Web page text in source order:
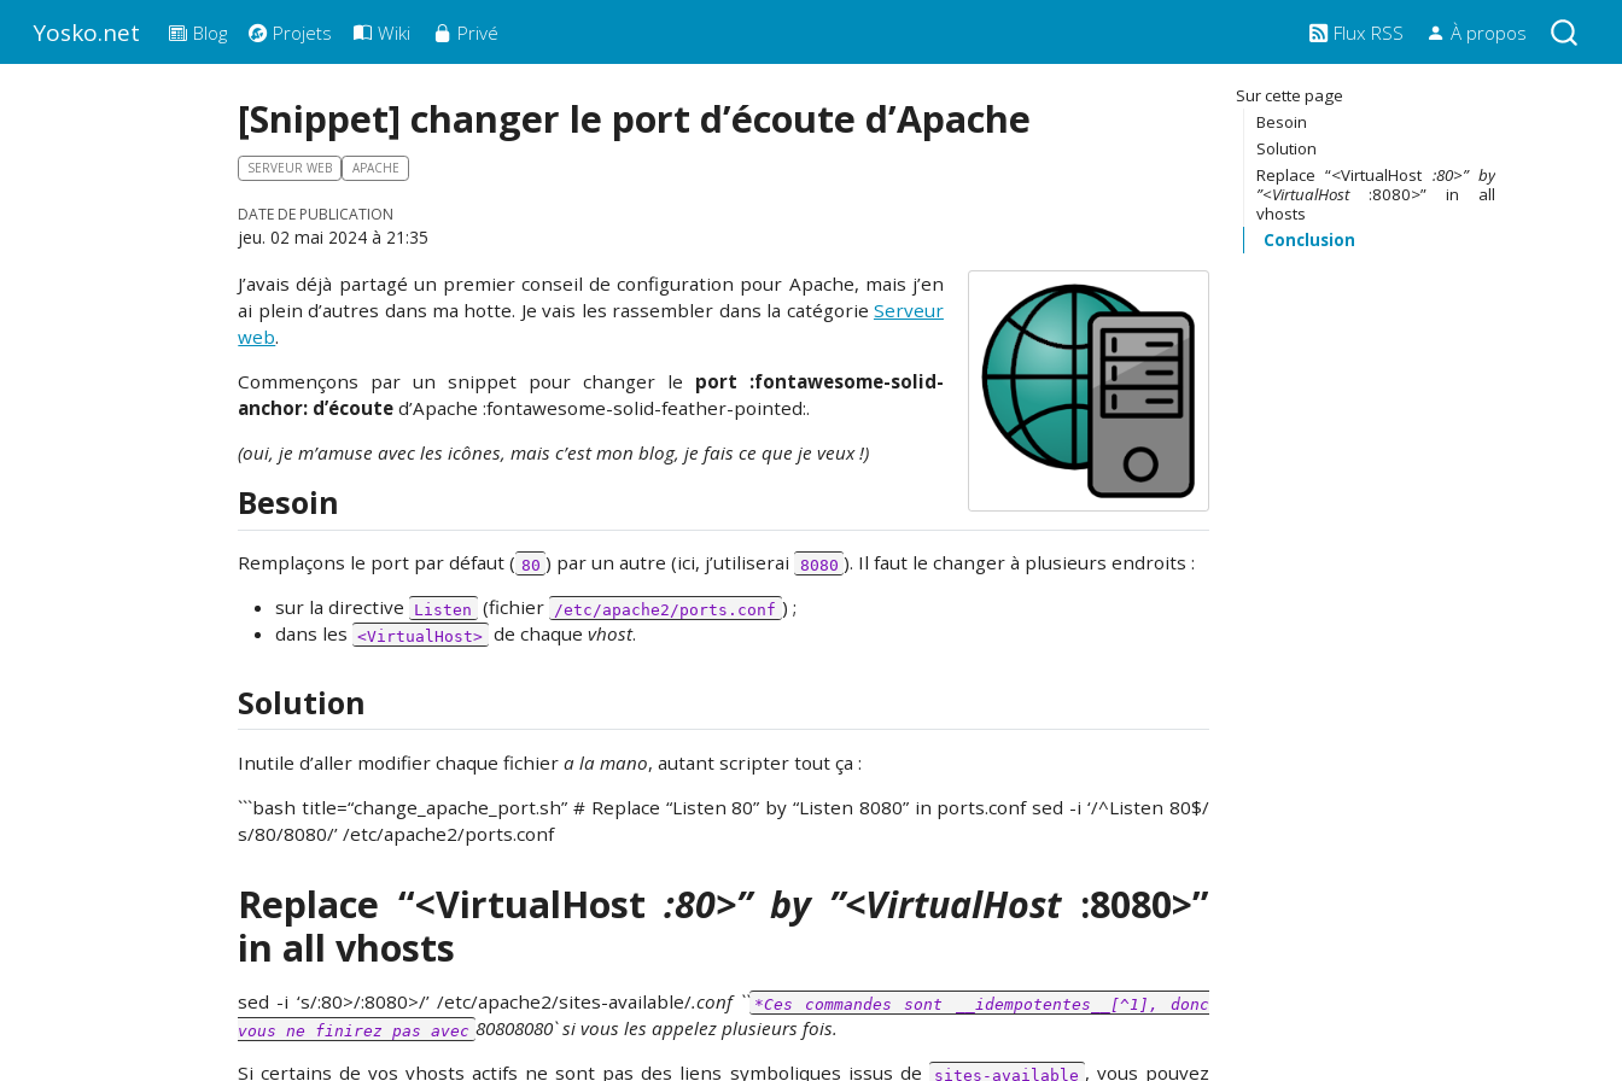
Yosko.net Blog Projets Wiki Privé Flux RSS À propos
Sur cette page
Besoin
Solution
Replace “<VirtualHost :80>” by
”<VirtualHost :8080>” in all
vhosts
Conclusion
[Snippet] changer le port d’écoute d’Apache
SERVEUR WEB APACHE
DATE DE PUBLICATION
jeu. 02 mai 2024 à 21:35
J’avais déjà partagé un premier conseil de configuration pour Apache, mais j’en
ai plein d’autres dans ma hotte. Je vais les rassembler dans la catégorie Serveur
web.
Commençons par un snippet pour changer le port :fontawesome-solid-
anchor: d’écoute d’Apache :fontawesome-solid-feather-pointed:.
(oui, je m’amuse avec les icônes, mais c’est mon blog, je fais ce que je veux !)
Besoin
Remplaçons le port par défaut ( 80 ) par un autre (ici, j’utiliserai 8080 ). Il faut le changer à plusieurs endroits :
sur la directive
Listen (fichier /etc/apache2/ports.conf ) ;
dans les
<VirtualHost> de chaque vhost.
Solution
Inutile d’aller modifier chaque fichiera la mano, autant scripter tout ça :
```bash title=“change_apache_port.sh” # Replace “Listen 80” by “Listen 8080” in ports.conf sed -i ‘/^Listen 80$/
s/80/8080/’ /etc/apache2/ports.conf
Replace “<VirtualHost :80>” by ”<VirtualHost :8080>”
in all vhosts
sed -i ‘s/:80>/:8080>/’ /etc/apache2/sites-available/.conf `` *Ces commandes sont __idempotentes__[^1], donc
vous ne finirez pas avec 80808080` si vous les appelez plusieurs fois.
Si certains de vos vhosts actifs ne sont pas des liens symboliques issus de
sites-available , vous pouvez